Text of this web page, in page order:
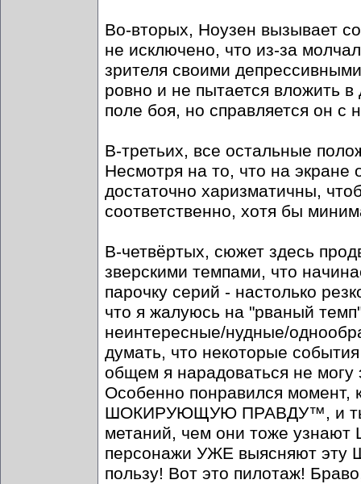
Во-вторых, Ноузен вызывает
не исключено, что из-за
зрителя своими
ровно и не пытается вложить
поле боя, но справляется он с
В-третьих, все остальные
Несмотря на то, что на
достаточно харизматичны,
соответственно, хотя бы
В-четвёртых, сюжет здесь
зверскими темпами, что
парочку серий - настолько
что я жалуюсь на "рваный
неинтересные/нудные/
думать, что некоторые
общем я нарадоваться не
Особенно понравился момент,
ШОКИРУЮЩУЮ ПРАВДУ™, и ты
метаний, чем они тоже
персонажи УЖЕ выясняют
пользу! Вот это пилотаж!